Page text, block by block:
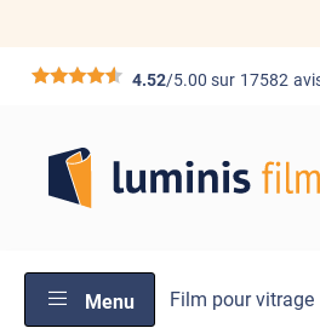
*****4.52/5.00 sur 17582
Menu Film pour vitrage